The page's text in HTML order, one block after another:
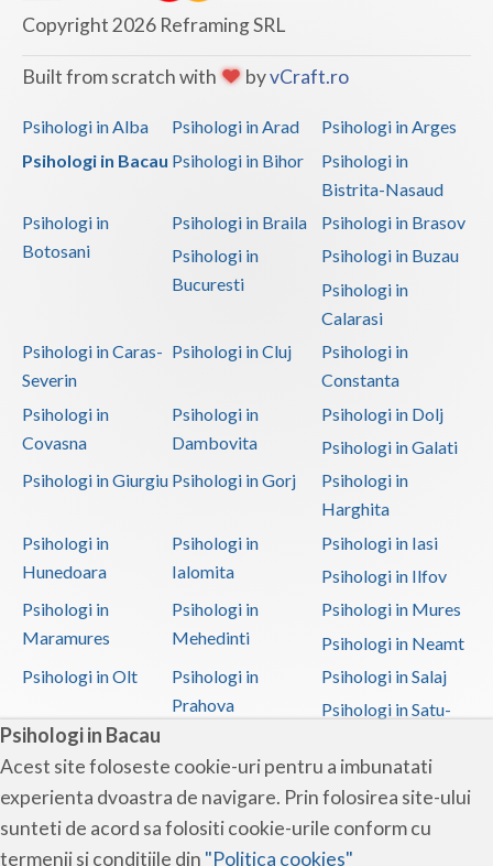
Psihologi in Bacau
Acest site foloseste cookie-uri pentru a imbunatati
experienta dvoastra de navigare. Prin folosirea site-ului
sunteti de acord sa folositi cookie-urile conform cu
termenii si conditiile din "Politica cookies"
Copyright 2026 Reframing SRL
Built from scratch with byvCraft.ro
Psihologi in Alba Psihologi in Arad
Psihologi in Arges
Psihologi in Bacau Psihologi in Bihor
Psihologi in
Bistrita-Nasaud
Psihologi in
Botosani
Psihologi in Braila
Psihologi in Brasov
Psihologi in
Bucuresti
Psihologi in Buzau
Psihologi in
Calarasi
Psihologi in Caras-
Severin
Psihologi in Cluj
Psihologi in
Constanta
Psihologi in
Covasna
Psihologi in
Dambovita
Psihologi in Dolj
Psihologi in Galati
Psihologi in Giurgiu Psihologi in Gorj
Psihologi in
Harghita
Psihologi in
Hunedoara
Psihologi in
Ialomita
Psihologi in Iasi
Psihologi in Ilfov
Psihologi in
Maramures
Psihologi in
Mehedinti
Psihologi in Mures
Psihologi in Neamt
Psihologi in Olt
Psihologi in
Prahova
Psihologi in Salaj
Psihologi in Satu-
Psihologi in Sibiu
Psihologi in
Suceava
Psihologi in
Teleorman
Psihologi in Timis
Psihologi in Tulcea Psihologi in Valcea